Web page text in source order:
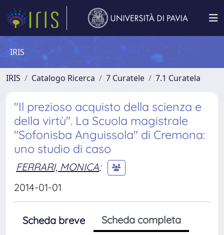
IRIS
IRIS Catalogo Ricerca 7 Curatele 7.1 Curatela
"Il prezioso acquisto della scienza e
della virtù". La Scuola magistrale
"Sofonisba Anguissola" di Cremona:
uno studio di caso
FERRARI, MONICA;
2014-01-01
Scheda breve
Scheda completa